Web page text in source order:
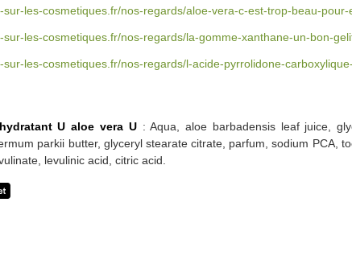
sur-les-cosmetiques.fr/nos-regards/aloe-vera-c-est-trop-beau-
sur-les-cosmetiques.fr/nos-regards/la-gomme-xanthane-un-bon-
sur-les-cosmetiques.fr/nos-regards/l-acide-pyrrolidone-
U aloe vera U: Aqua, aloe barbadensis leaf juice,
parkii butter, glyceryl stearate citrate, parfum, sodium PCA,
levulinic acid, citric acid.